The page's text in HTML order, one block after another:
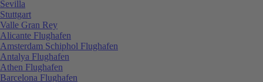
Sevilla
Stuttgart
Valle Gran Rey
Alicante Flughafen
Amsterdam Schiphol Flughafen
Antalya Flughafen
Athen Flughafen
Barcelona Flughafen